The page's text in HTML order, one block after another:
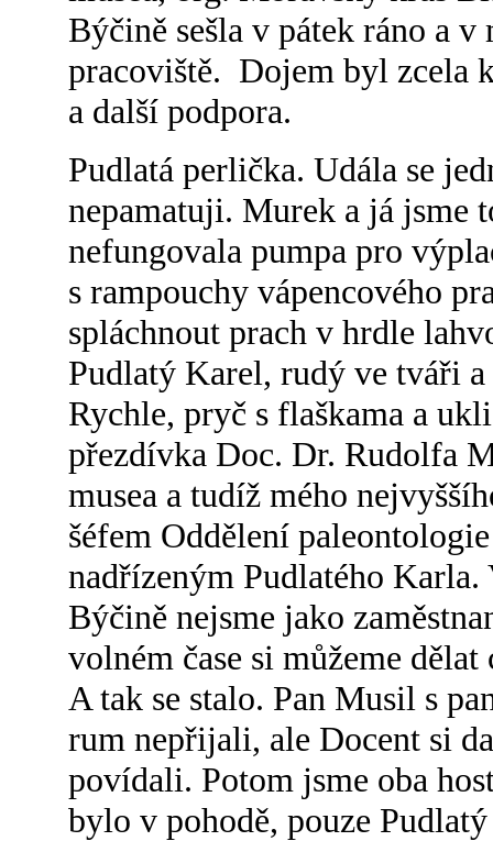
Býčině sešla v pátek ráno a
pracoviště. Dojem byl zcela
a další podpora.
Pudlatá perlička. Udála se
nepamatuji. Murek a já jsme
nefungovala pumpa pro
s rampouchy vápencového
spláchnout prach v hrdle
Pudlatý Karel, rudý ve tváři
Rychle, pryč s flaškama a
přezdívka Doc. Dr. Rudolfa
musea a tudíž mého
šéfem Oddělení
nadřízeným Pudlatého
Býčině nejsme jako
volném čase si můžeme
A tak se stalo. Pan Musil s
rum nepřijali, ale Docent si
povídali. Potom jsme oba
bylo v pohodě, pouze